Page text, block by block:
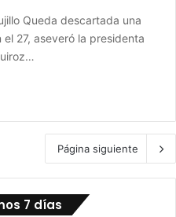
Queda descartada una
27, aseveró la presidenta
Página siguiente
7 días